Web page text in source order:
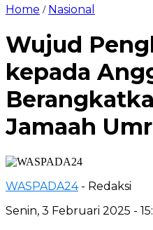
Home / Nasional
Wujud
kepada
Jamaah
WASPADA24 - Redaksi
Senin, 3 Februari 2025 -